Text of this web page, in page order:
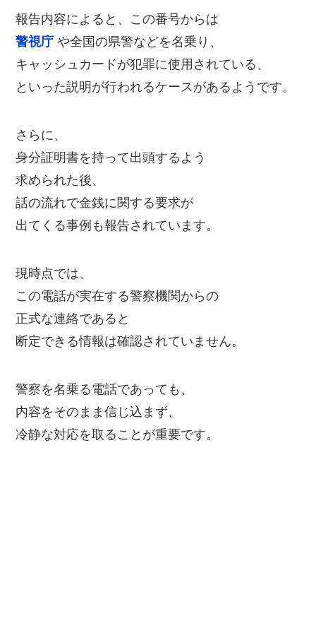
報告内容によると、この番号からは
警視庁 や全国の県警などを名乗り、
キャッシュカードが犯罪に使用されている、
といった説明が行われるケースがあるようです。
さらに、
身分証明書を持って出頭するよう
求められた後、
話の流れで金銭に関する要求が
出てくる事例も報告されています。
現時点では、
この電話が実在する警察機関からの
正式な連絡であると
断定できる情報は確認されていません。
警察を名乗る電話であっても、
内容をそのまま信じ込まず、
冷静な対応を取ることが重要です。